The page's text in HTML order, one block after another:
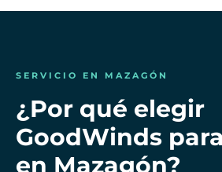
SERVICIO EN MAZAGÓN
¿Por qué elegir
GoodWinds
en Mazagón?